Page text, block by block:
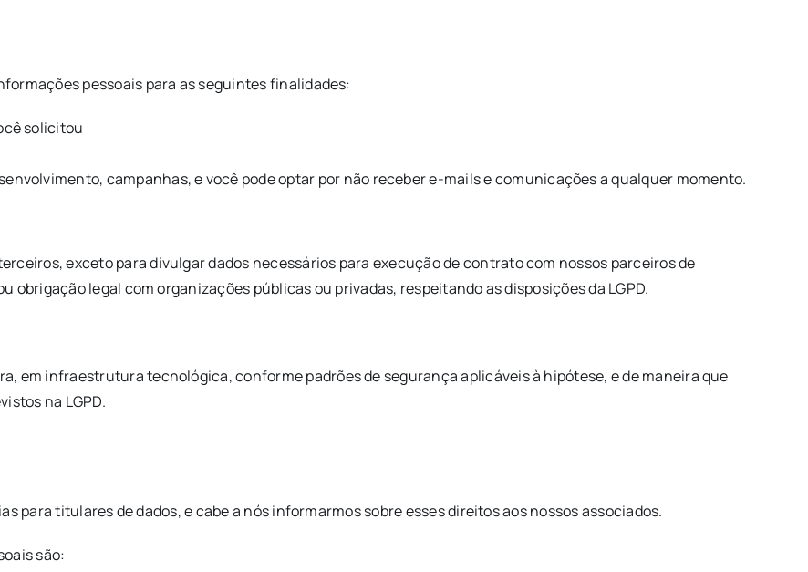
pessoais para as seguintes finalidades:
solicitou
campanhas, e você pode optar por não receber e-mails e comunicações a qualquer momento.
exceto para divulgar dados necessários para execução de contrato com nossos parceiros de
obrigação legal com organizações públicas ou privadas, respeitando as disposições da LGPD.
em infraestrutura tecnológica, conforme padrões de segurança aplicáveis à hipótese, e de maneira que
na LGPD.
para titulares de dados, e cabe a nós informarmos sobre esses direitos aos nossos associados.
são: